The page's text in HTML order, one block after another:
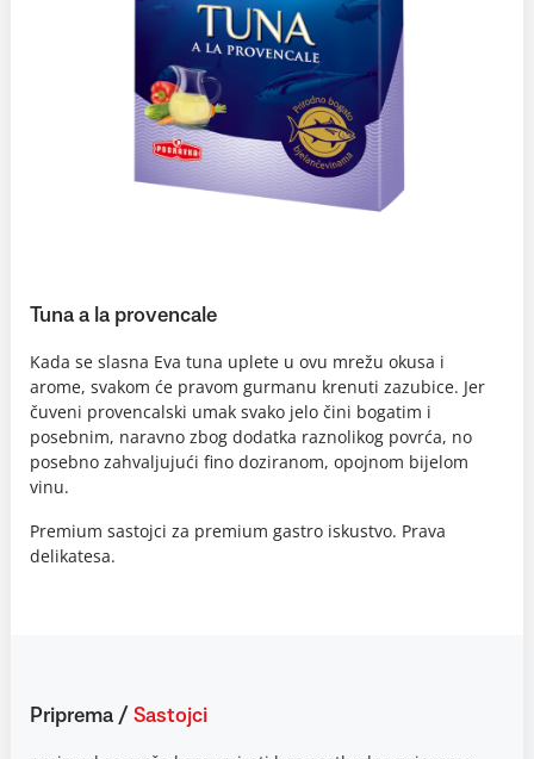
Tuna a la provencale
Kada se slasna Eva tuna uplete u ovu mrežu okusa i
arome, svakom će pravom gurmanu krenuti zazubice. Jer
čuveni provencalski umak svako jelo čini bogatim i
posebnim, naravno zbog dodatka raznolikog povrća, no
posebno zahvaljujući fino doziranom, opojnom bijelom
vinu.
Premium sastojci za premium gastro iskustvo. Prava
delikatesa.
Priprema / Sastojci